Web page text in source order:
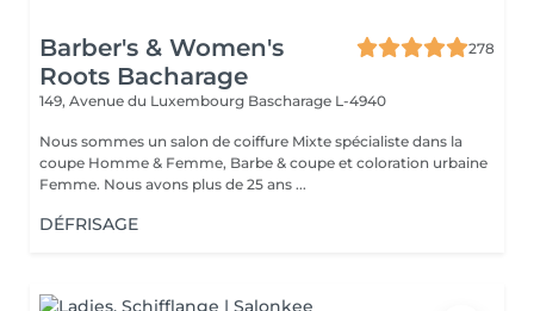
Barber's & Women's
Roots Bacharage
278
149, Avenue du Luxembourg Bascharage L-4940
Nous sommes un salon de coiffure Mixte spécialiste dans la
coupe Homme & Femme, Barbe & coupe et coloration urbaine
Femme. Nous avons plus de 25 ans ...
DÉFRISAGE